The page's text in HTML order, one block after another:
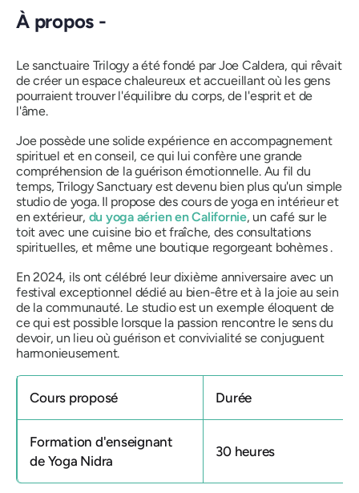
À propos -
Le sanctuaire Trilogy a été fondé par Joe Caldera, qui rêvait
de créer un espace chaleureux et accueillant où les gens
pourraient trouver l'équilibre du corps, de l'esprit et de
l'âme.
Joe possède une solide expérience en accompagnement
spirituel et en conseil, ce qui lui confère une grande
compréhension de la guérison émotionnelle. Au fil du
temps, Trilogy Sanctuary est devenu bien plus qu'un simple
studio de yoga. Il propose des cours de yoga en intérieur et
en extérieur, du yoga aérien en Californie, un café sur le
toit avec une cuisine bio et fraîche, des consultations
spirituelles, et même une boutique regorgeant bohèmes.
En 2024, ils ont célébré leur dixième anniversaire avec un
festival exceptionnel dédié au bien-être et à la joie au sein
de la communauté. Le studio est un exemple éloquent de
ce qui est possible lorsque la passion rencontre le sens du
devoir, un lieu où guérison et convivialité se conjuguent
harmonieusement.
Cours proposé Durée
Formation d'enseignant
de Yoga Nidra
30 heures